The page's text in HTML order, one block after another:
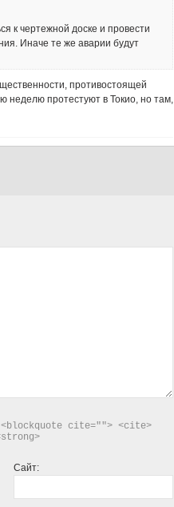
к чертежной доске и провести
Иначе те же аварии будут
противостоящей
неделю протестуют в Токио, но там,
cite=""> <cite>
Сайт: